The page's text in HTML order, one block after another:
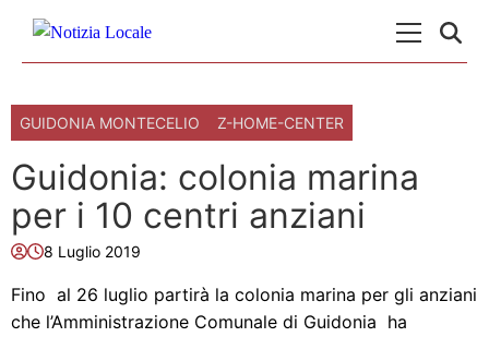
GUIDONIA MONTECELIO Z-HOME-CENTER
Guidonia: colonia marina
per i 10 centri anziani
8 Luglio 2019
Fino al 26 luglio partirà la colonia marina per gli anziani
che l’Amministrazione Comunale di Guidonia ha